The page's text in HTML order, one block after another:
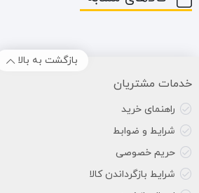
بازگشت به بالا
خدمات مشتریان
راهنمای خرید
شرایط و ضوابط
حریم خصوصی
شرایط بازگرداندن کالا